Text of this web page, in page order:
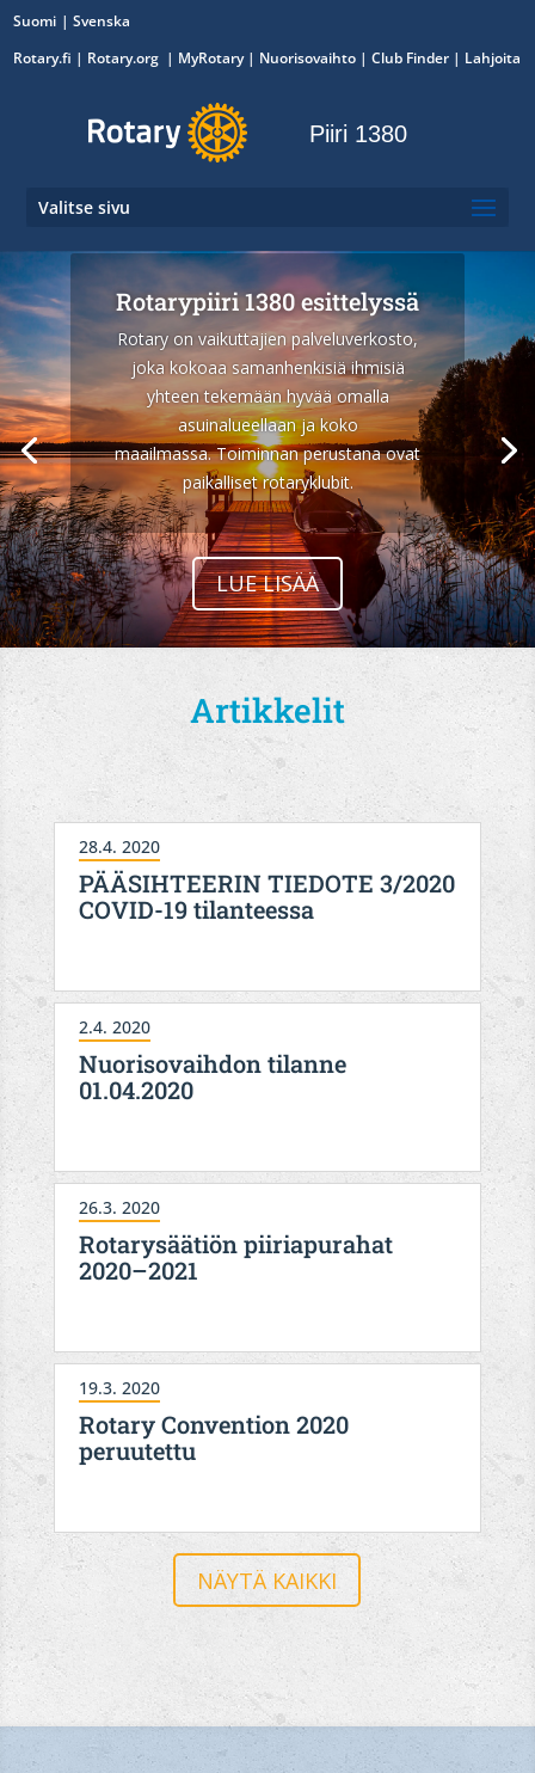
Suomi
Svenska
Rotary.fi | Rotary.org | MyRotary| Nuorisovaihto | Club Finder | Lahjoita
Piiri 1380
Valitse sivu
Rotarypiiri 1380 esittelyssä
Rotary on vaikuttajien palveluverkosto,
joka kokoaa samanhenkisiä ihmisiä
yhteen tekemään hyvää omalla
asuinalueellaan ja koko
maailmassa. Toiminnan perustana ovat
paikalliset rotaryklubit.
LUE LISÄÄ
Artikkelit
PÄÄSIHTEERIN TIEDOTE 3/2020
COVID-19 tilanteessa
28.4. 2020
Nuorisovaihdon tilanne
01.04.2020
2.4. 2020
Rotarysäätiön piiriapurahat
2020–2021
26.3. 2020
Rotary Convention 2020
peruutettu
19.3. 2020
NÄYTÄ KAIKKI